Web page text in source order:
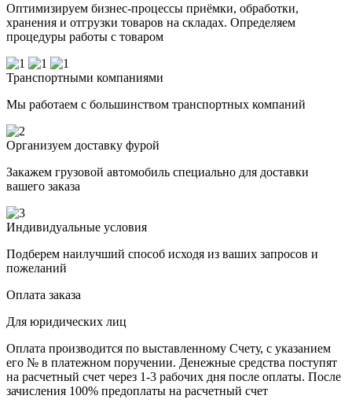
Оптимизируем бизнес-процессы приёмки, обработки,
хранения и отгрузки товаров на складах. Определяем
процедуры работы с товаром
Транспортными компаниями
Мы работаем с большинством транспортных компаний
Организуем доставку фурой
Закажем грузовой автомобиль специально для доставки
вашего заказа
Индивидуальные условия
Подберем наилучший способ исходя из ваших запросов и
пожеланий
Оплата заказа
Для юридических лиц
Оплата производится по выставленному Счету, с указанием
его № в платежном поручении. Денежные средства поступят
на расчетный счет через 1-3 рабочих дня после оплаты. После
зачисления 100% предоплаты на расчетный счет